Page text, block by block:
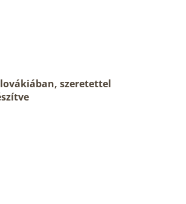
szeretettel